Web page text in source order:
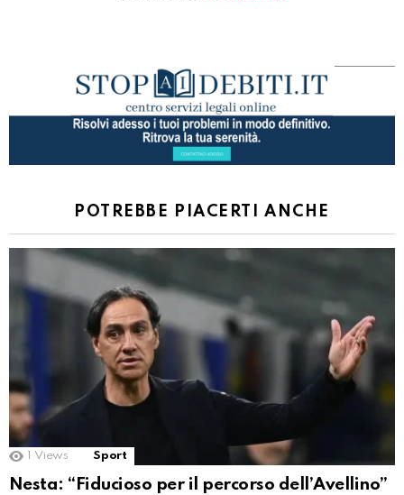
POTREBBE PIACERTI ANCHE
Views Sport
Nesta: “Fiducioso per il percorso dell’Avellino”